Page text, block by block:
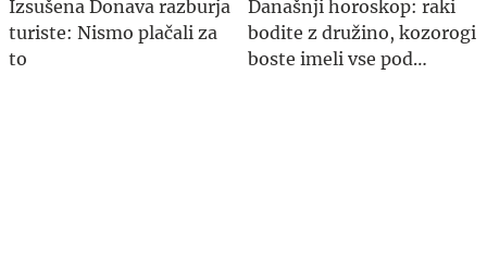
Izsušena Donava razburja
turiste: Nismo plačali za
to
Današnji horoskop: raki
bodite z družino, kozorogi
boste imeli vse pod